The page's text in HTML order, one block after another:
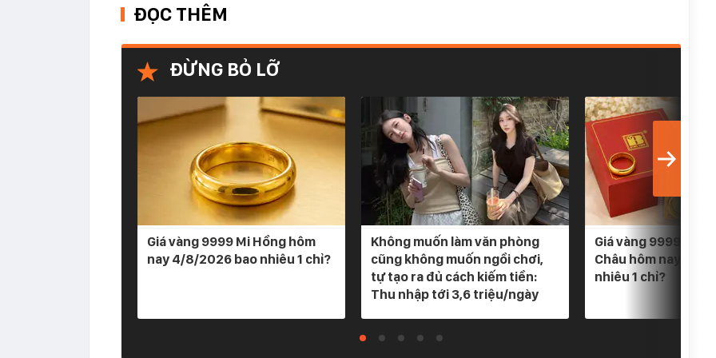
ĐỌC THÊM
ĐỪNG BỎ LỠ
Giá vàng 9999 Mi Hồng hôm
nay 4/8/2026 bao nhiêu 1 chỉ?
Không muốn làm văn phòng
cũng không muốn ngồi chơi,
tự tạo ra đủ cách kiếm tiền:
Thu nhập tới 3,6 triệu/ngày
Giá vàng 9999 Bảo
Châu hôm nay 5/8/
nhiêu 1 chỉ?